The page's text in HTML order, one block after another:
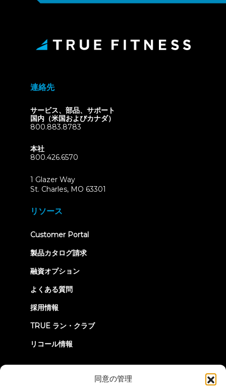
同意の管理
連絡先
サービス、部品、サポート
国内（米国およびカナダ）
800.883.8783
本社
800.426.6570
1 Glazer Way
St. Charles, MO 63301
リソース
Customer Portal(opens
製品カタログ請求
融資オプション
よくある質問
採用情報
TRUE ラン・クラブ
リコール情報